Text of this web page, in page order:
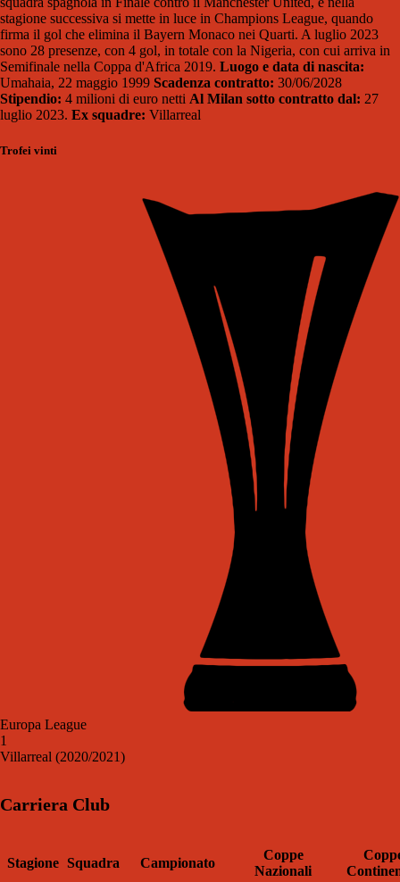
stagione successiva si mette in luce in Champions League, quando
firma il gol che elimina il Bayern Monaco nei Quarti. A luglio 2023
sono 28 presenze, con 4 gol, in totale con la Nigeria, con cui arriva in
Semifinale nella Coppa d'Africa 2019. Luogo e data di nascita:
Umahaia, 22 maggio 1999 Scadenza contratto: 30/06/2028
Stipendio: 4 milioni di euro netti Al Milan sotto contratto dal: 27
luglio 2023. Ex squadre: Villarreal
Trofei vinti
Europa League
1
Villarreal (2020/2021)
Carriera Club
Stagione Squadra Campionato
Coppe
Nazionali